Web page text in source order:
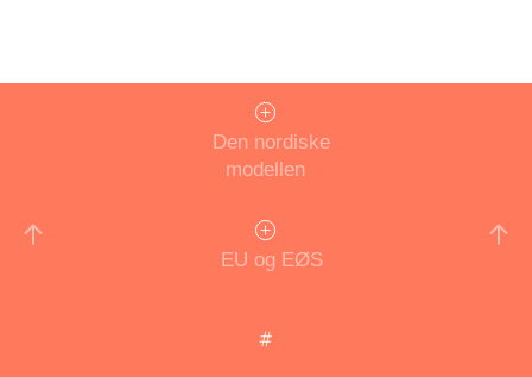
Den nordiske
modellen
EU og EØS